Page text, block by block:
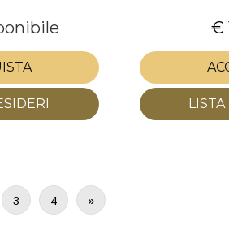
€
LISTA
3 4 »